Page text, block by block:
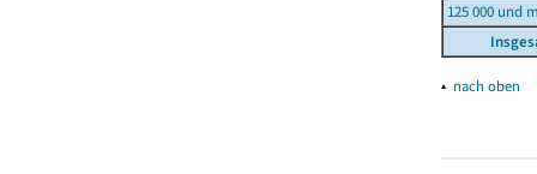
125 000 und
▴ nach oben